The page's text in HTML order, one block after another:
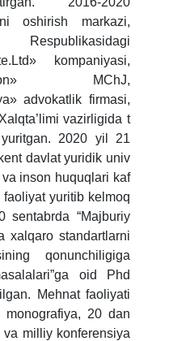
oshirish markazi,
kompaniyasi,
MChJ,
advokatlik firmasi,
vazirligida t
2020 yil 21
davlat yuridik univ
inson huquqlari kaf
faoliyat yuritib kelmoq
sentabrda “Majburiy
xalqaro standartlarni
qonunchiligiga
oid Phd
Mehnat faoliyati
monografiya, 20 dan
milliy konferensiya